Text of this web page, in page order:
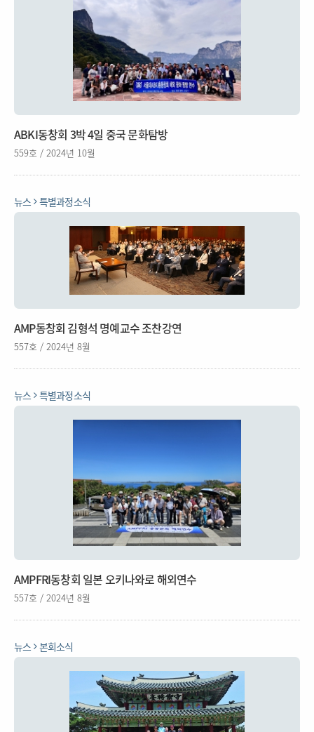
ABKI동창회 3박 4일 중국 문화탐방
559호 / 2024년 10월
뉴스 특별과정소식
AMP동창회 김형석 명예교수 조찬강연
557호 / 2024년 8월
뉴스 특별과정소식
AMPFRI동창회 일본 오키나와로 해외연수
557호 / 2024년 8월
뉴스 본회소식